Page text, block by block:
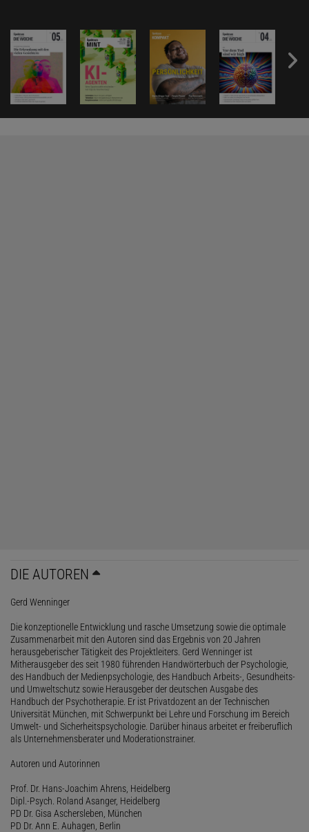
DIE AUTOREN
Gerd Wenninger
Die konzeptionelle Entwicklung und rasche Umsetzung sowie die optimale
Zusammenarbeit mit den Autoren sind das Ergebnis von 20 Jahren
herausgeberischer Tätigkeit des Projektleiters. Gerd Wenninger ist
Mitherausgeber des seit 1980 führenden Handwörterbuch der Psychologie,
des Handbuch der Medienpsychologie, des Handbuch Arbeits-, Gesundheits-
und Umweltschutz sowie Herausgeber der deutschen Ausgabe des
Handbuch der Psychotherapie. Er ist Privatdozent an der Technischen
Universität München, mit Schwerpunkt bei Lehre und Forschung im Bereich
Umwelt- und Sicherheitspsychologie. Darüber hinaus arbeitet er freiberuflich
als Unternehmensberater und Moderationstrainer.
Autoren und Autorinnen
Prof. Dr. Hans-Joachim Ahrens, Heidelberg
Dipl.-Psych. Roland Asanger, Heidelberg
PD Dr. Gisa Aschersleben, München
PD Dr. Ann E. Auhagen, Berlin